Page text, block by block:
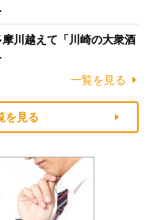
摩川越えて「川崎の大衆酒
一覧を見る
を見る